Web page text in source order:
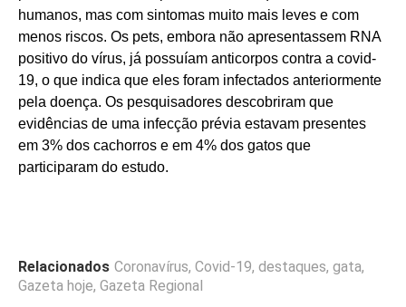
humanos, mas com sintomas muito mais leves e com
menos riscos. Os pets, embora não apresentassem RNA
positivo do vírus, já possuíam anticorpos contra a covid-
19, o que indica que eles foram infectados anteriormente
pela doença. Os pesquisadores descobriram que
evidências de uma infecção prévia estavam presentes
em 3% dos cachorros e em 4% dos gatos que
participaram do estudo.
Relacionados Coronavírus, Covid-19, destaques, gata,
Gazeta hoje, Gazeta Regional